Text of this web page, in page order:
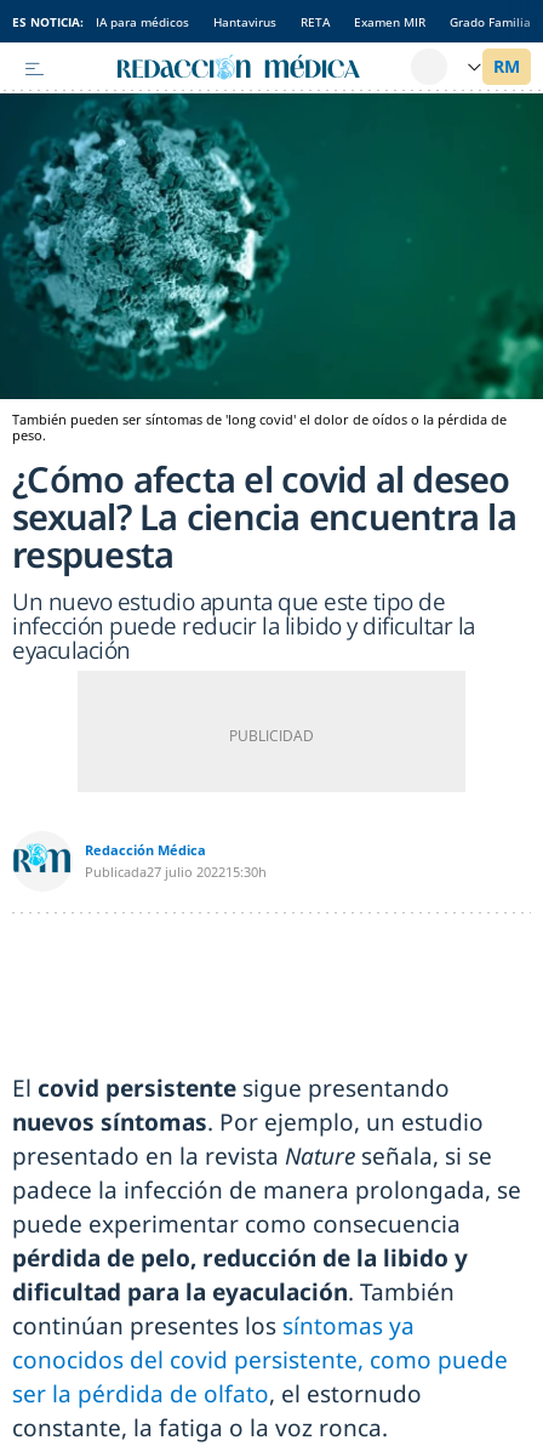
ES NOTICIA: IA para médicos Hantavirus RETA Examen MIR Grado Familia
También pueden ser síntomas de 'long covid' el dolor de oídos o la pérdida de
peso.
¿Cómo afecta el covid al deseo
sexual? La ciencia encuentra la
respuesta
Un nuevo estudio apunta que este tipo de
infección puede reducir la libido y dificultar la
eyaculación
Redacción Médica
Publicada27 julio 202215:30h
El covid persistente sigue presentando
nuevos síntomas. Por ejemplo, un estudio
presentado en la revista Nature señala, si se
padece la infección de manera prolongada, se
puede experimentar como consecuencia
pérdida de pelo, reducción de la libido y
dificultad para la eyaculación. También
continúan presentes los síntomas ya
conocidos del covid persistente, como puede
ser la pérdida de olfato, el estornudo
constante, la fatiga o la voz ronca.